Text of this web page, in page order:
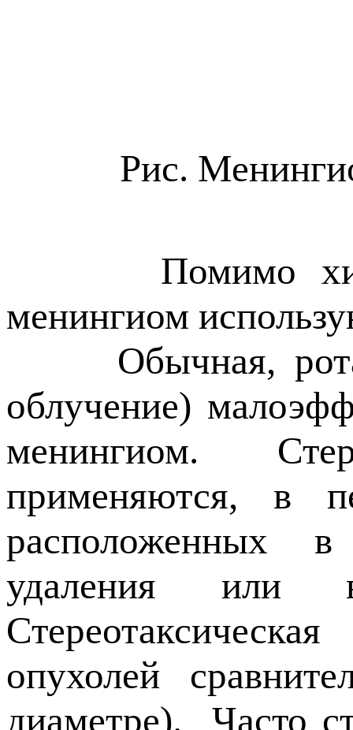
Рис.
Помимо
менингиом
Обычная,
облучение)
менингиом.
применяются, в
расположенных в
удаления или
опухолей
диаметре). Часто